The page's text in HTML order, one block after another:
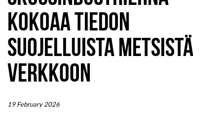
KOKOAA TIEDON
SUOJELLUISTA METSISTÄ
VERKKOON
19 February 2026